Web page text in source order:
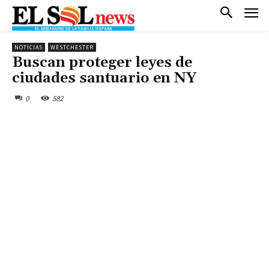
NOTICIAS WESTCHESTER
Buscan proteger leyes de
ciudades santuario en NY
0 582